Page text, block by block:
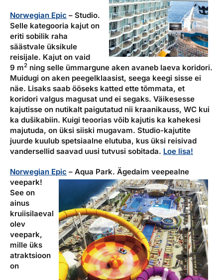
Norwegian Epic – Studio.
Selle kategooria kajut on
eriti sobilik raha
säästvale üksikule
reisijale. Kajut on vaid
9 m2 ning selle ümmargune aken avaneb laeva koridori.
Muidugi on aken peegelklaasist, seega keegi sisse ei
näe. Lisaks saab ööseks katted ette tõmmata, et
koridori valgus magusat und ei segaks. Väikesesse
kajutisse on nutikalt paigutatud nii kraanikauss, WC kui
ka dušikabiin. Kuigi teoorias võib kajutis ka kahekesi
majutuda, on üksi siiski mugavam. Studio-kajutite
juurde kuulub spetsiaalne elutuba, kus üksi reisivad
vandersellid saavad uusi tutvusi sobitada. Loe lisa!
Norwegian Epic – Aqua Park. Ägedaim veepealne
veepark!
See on
ainus
kruiisilaeval
olev
veepark,
mille üks
atraktsioon
on